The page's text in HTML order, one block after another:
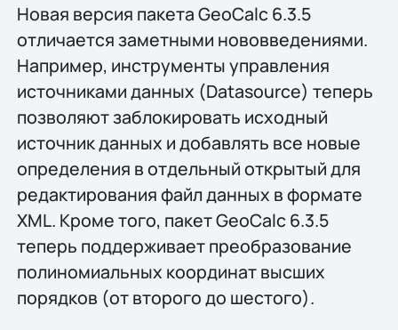
Новая версия пакета GeoCalc 6.3.5
отличается заметными нововведениями.
Например, инструменты управления
источниками данных (Datasource) теперь
позволяют заблокировать исходный
источник данных и добавлять все новые
определения в отдельный открытый для
редактирования файл данных в формате
XML. Кроме того, пакет GeoCalc 6.3.5
теперь поддерживает преобразование
полиномиальных координат высших
порядков (от второго до шестого).